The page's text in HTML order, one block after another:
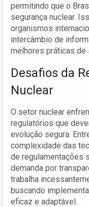
permitindo que o
segurança nuclear.
organismos
intercâmbio de
melhores práticas de
Desafios da
Nuclear
O setor nuclear
regulatórios que
evolução segura.
complexidade das
de regulamentações
demanda por
trabalha
buscando
eficaz e adaptável.